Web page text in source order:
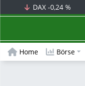
DAX-0,24 %
Home Börse